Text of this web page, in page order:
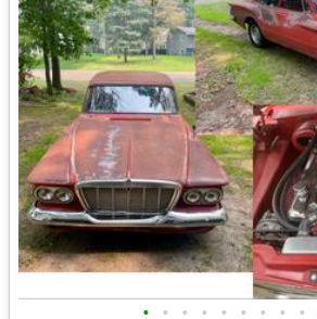
• • • • • • • • •